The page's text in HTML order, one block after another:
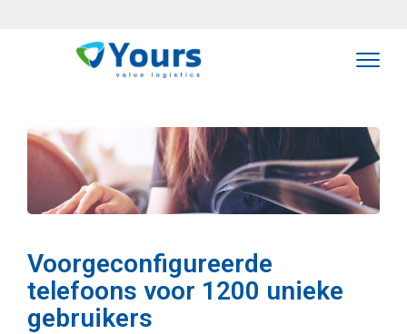
Voorgeconfigureerde
telefoons voor 1200 unieke
gebruikers